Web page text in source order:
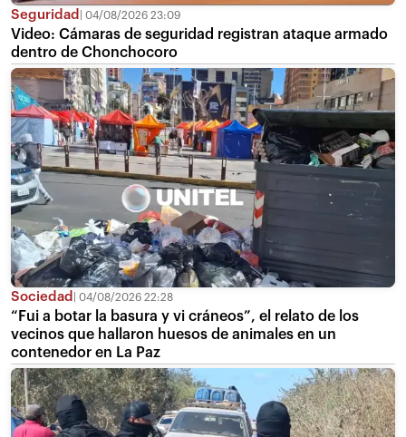
Seguridad 04/08/2026 23:09
Video: Cámaras de seguridad registran ataque armado
dentro de Chonchocoro
Sociedad 04/08/2026 22:28
“Fui a botar la basura y vi cráneos”, el relato de los
vecinos que hallaron huesos de animales en un
contenedor en La Paz